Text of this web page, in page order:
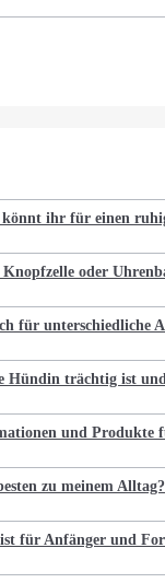
ihr für einen
oder
für unterschiedliche
Hündin trächtig ist
und Produkte
zu meinem Alltag?
für Anfänger und